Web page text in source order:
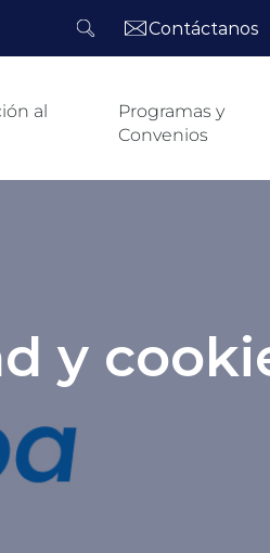
Contáctanos
al
Programas y
Convenios
y